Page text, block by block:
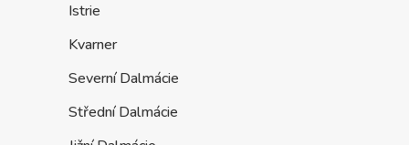
Istrie
Kvarner
Severní Dalmácie
Střední Dalmácie